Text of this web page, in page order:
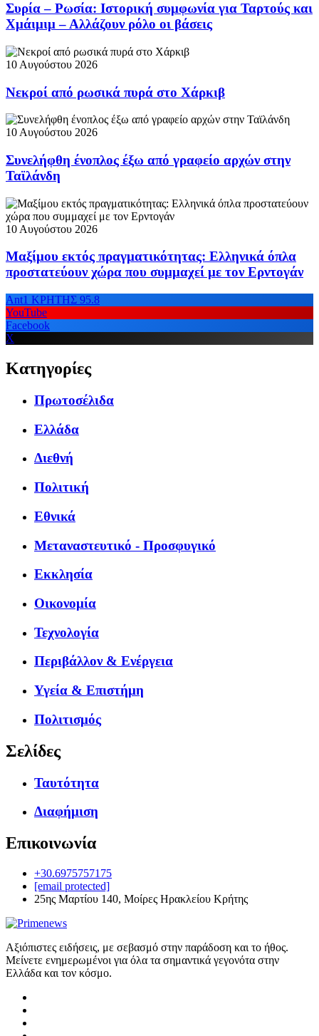
Συρία – Ρωσία: Ιστορική συμφωνία για Ταρτούς και
Χμάιμιμ – Αλλάζουν ρόλο οι βάσεις
10 Αυγούστου 2026
Νεκροί από ρωσικά πυρά στο Χάρκιβ
10 Αυγούστου 2026
Συνελήφθη ένοπλος έξω από γραφείο αρχών στην
Ταϊλάνδη
10 Αυγούστου 2026
Μαξίμου εκτός πραγματικότητας: Ελληνικά όπλα
προστατεύουν χώρα που συμμαχεί με τον Ερντογάν
Ant1 ΚΡΗΤΗΣ 95.8
YouTube
Facebook
X
Κατηγορίες
Πρωτοσέλιδα
Ελλάδα
Διεθνή
Πολιτική
Εθνικά
Μεταναστευτικό - Προσφυγικό
Εκκλησία
Οικονομία
Τεχνολογία
Περιβάλλον & Ενέργεια
Υγεία & Επιστήμη
Πολιτισμός
Σελίδες
Ταυτότητα
Διαφήμιση
Επικοινωνία
+30.6975757175
[email protected]
25ης Μαρτίου 140, Μοίρες Ηρακλείου Κρήτης
Αξιόπιστες ειδήσεις, με σεβασμό στην παράδοση και το ήθος.
Μείνετε ενημερωμένοι για όλα τα σημαντικά γεγονότα στην
Ελλάδα και τον κόσμο.